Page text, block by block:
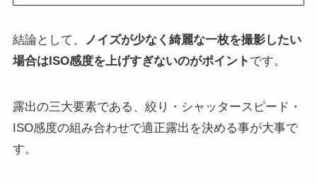
結論として、
ノイズが少なく綺麗な一枚を撮影したい
場合はISO感度を上げすぎないのがポイント です。
露出の三大要素である、絞り・シャッタースピード・
ISO感度の組み合わせで適正露出を決める事が大事で
す。